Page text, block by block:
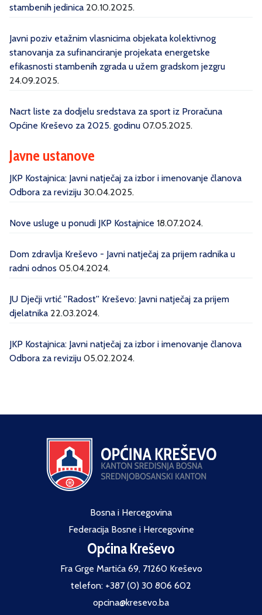
stambenih jedinica 20.10.2025.
Javni poziv etažnim vlasnicima objekata kolektivnog
stanovanja za sufinanciranje projekata energetske
efikasnosti stambenih zgrada u užem gradskom jezgru
24.09.2025.
Nacrt liste za dodjelu sredstava za sport iz Proračuna
Općine Kreševo za 2025. godinu 07.05.2025.
Javne ustanove
JKP Kostajnica: Javni natječaj za izbor i imenovanje članova
Odbora za reviziju 30.04.2025.
Nove usluge u ponudi JKP Kostajnice 18.07.2024.
Dom zdravlja Kreševo - Javni natječaj za prijem radnika u
radni odnos 05.04.2024.
JU Dječji vrtić ''Radost'' Kreševo: Javni natječaj za prijem
djelatnika 22.03.2024.
JKP Kostajnica: Javni natječaj za izbor i imenovanje članova
Odbora za reviziju 05.02.2024.
Bosna i Hercegovina
Federacija Bosne i Hercegovine
Općina Kreševo
Fra Grge Martića 69, 71260 Kreševo
telefon: +387 (0) 30 806 602
opcina@kresevo.ba